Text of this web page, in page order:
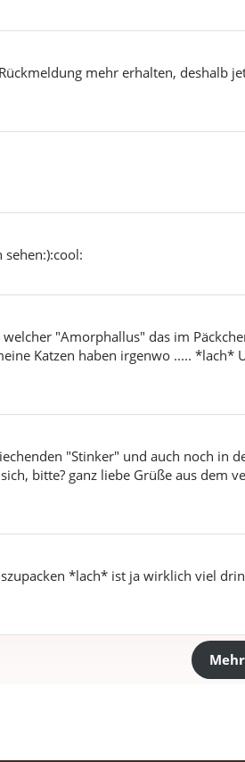
mehr erhalten, deshalb
"Amorphallus" das im
Katzen haben irgenwo ..... *lach*
"Stinker" und auch noch in
bitte? ganz liebe Grüße aus dem
*lach* ist ja wirklich viel